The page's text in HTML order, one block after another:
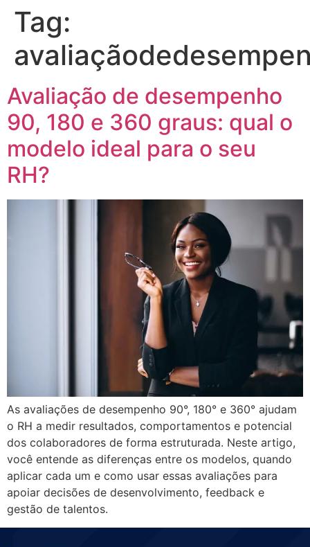
Tag:
Avaliação de desempenho
90, 180 e 360 graus: qual o
modelo ideal para o seu
RH?
As avaliações de desempenho 90°, 180° e 360° ajudam
o RH a medir resultados, comportamentos e potencial
dos colaboradores de forma estruturada. Neste artigo,
você entende as diferenças entre os modelos, quando
aplicar cada um e como usar essas avaliações para
apoiar decisões de desenvolvimento, feedback e
gestão de talentos.